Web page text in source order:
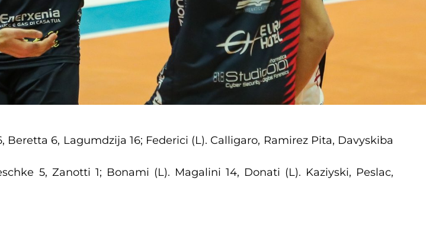
Beretta 6, Lagumdzija 16; Federici (L). Calligaro, Ramirez Pita, Davyskiba
5, Zanotti 1; Bonami (L). Magalini 14, Donati (L). Kaziyski, Peslac,